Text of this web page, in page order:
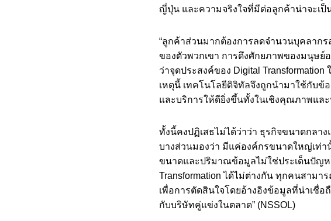
ญี่ปุ่น และความจริงใจที่มีต่อลูกค้าน่าจะเป็
“ลูกค้าส่วนมากต้องการลดจำนวนบุคลาก
ของตัวพวกเขา การดึงศักยภาพของมนุษย์
ว่าจุดประสงค์ของ Digital
เหตุนี้ เทคโนโลยีดิจิทัลจึงถูกนำมาใช้กับ
และบริการให้ดียิ่งขึ้นทั้งในเชิงคุณภาพและ
ทั้งนี้คงปฏิเสธไม่ได้ว่าว่า ธุรกิจขนาดกลา
บางส่วนมองว่า มีแค่องค์กรขนาดใหญ่เท่
ขนาดและปริมาณข้อมูลไม่ใช่ประเด็นปัญ
Transformation ได้ไม่ต่างกัน ทุกคนสามา
เพื่อการตัดสินใจโดยอ้างอิงข้อมูลที่น่าเชื่อ
กับบริษัทคู่แข่งในตลาด” (NSSOL)